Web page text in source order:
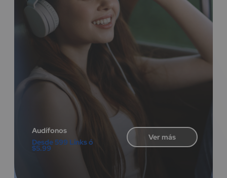
Audífonos
Desde 599 Links ó
$5.99
Ver más